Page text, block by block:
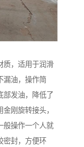
质，适用于润滑
漏油，操作简
部发油，降低了
刚旋转接头，
般操作一个人就
密封，方便环